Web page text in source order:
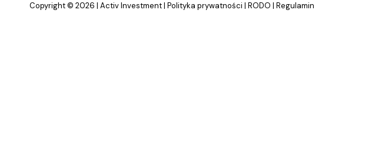
Copyright © 2026 | Activ Investment| Polityka prywatności | RODO | Regulamin